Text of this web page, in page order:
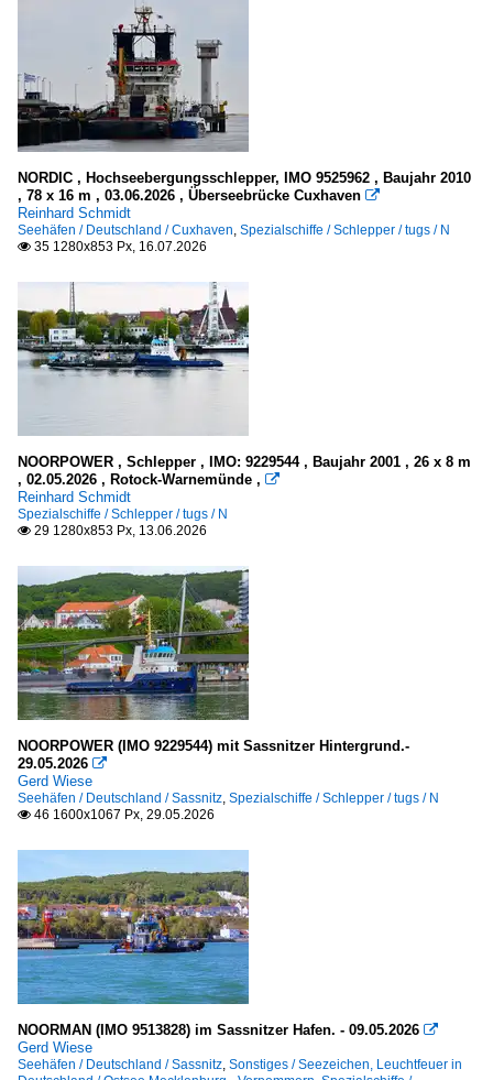
Deutschland
in Schleswig-Holstein a.d. Ostsee
Meere, Seegebiete
Deutschland
Nordsee
Ostsee
Seegebiete
Nordatlantik
Nordsee
Deutschland
Bremerhaven
Cuxhaven
Kiel
Rostock-Warnemünde
Sassnitz
Stralsund
Malta
Valletta
Norwegen
Seeschiffe
Offshore-Versorgungs- und Hilfsschiffe
N
Passagier- und RoRo-Frachtschiffe (Fahrzeugfähren)
O
NORDIC , Hochseebergungsschlepper, IMO 9525962 , Baujahr 2010
, 78 x 16 m , 03.06.2026 , Überseebrücke Cuxhaven 
Reinhard Schmidt
Seehäfen / Deutschland / Cuxhaven, Spezialschiffe / Schlepper / tugs / N
 35 1280x853 Px, 16.07.2026
NOORPOWER , Schlepper , IMO: 9229544 , Baujahr 2001 , 26 x 8 m
, 02.05.2026 , Rotock-Warnemünde , 
Reinhard Schmidt
Spezialschiffe / Schlepper / tugs / N
 29 1280x853 Px, 13.06.2026
NOORPOWER (IMO 9229544) mit Sassnitzer Hintergrund.-
29.05.2026 
Gerd Wiese
Seehäfen / Deutschland / Sassnitz, Spezialschiffe / Schlepper / tugs / N
 46 1600x1067 Px, 29.05.2026
NOORMAN (IMO 9513828) im Sassnitzer Hafen. - 09.05.2026 
Gerd Wiese
Seehäfen / Deutschland / Sassnitz, Sonstiges / Seezeichen, Leuchtfeuer in